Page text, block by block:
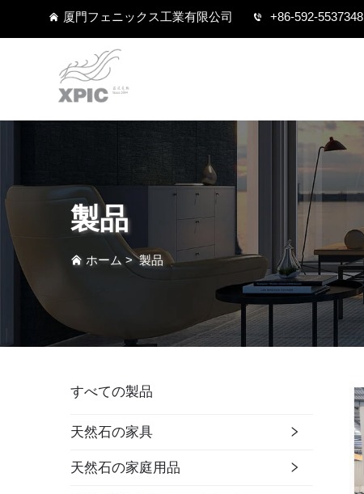
厦門フェニックス工業有限公司 +86-592-5537348
製品
ホーム >製品
すべての製品
天然石の家具
天然石の家庭用品